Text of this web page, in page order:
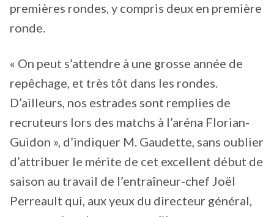
premières rondes, y compris deux en première
ronde.
« On peut s’attendre à une grosse année de
repêchage, et très tôt dans les rondes.
D’ailleurs, nos estrades sont remplies de
recruteurs lors des matchs à l’aréna Florian-
Guidon », d’indiquer M. Gaudette, sans oublier
d’attribuer le mérite de cet excellent début de
saison au travail de l’entraîneur-chef Joël
Perreault qui, aux yeux du directeur général,